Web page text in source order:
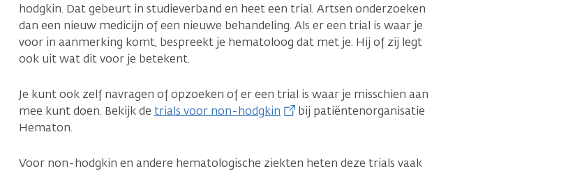
hodgkin. Dat gebeurt in studieverband en heet een trial. Artsen onderzoeken
dan een nieuw medicijn of een nieuwe behandeling. Als er een trial is waar je
voor in aanmerking komt, bespreekt je hematoloog dat met je. Hij of zij legt
ook uit wat dit voor je betekent.
Je kunt ook zelf navragen of opzoeken of er een trial is waar je misschien aan
mee kunt doen. Bekijk de trials voor non-hodgkin
bij patiëntenorganisatie
Hematon.
Voor non-hodgkin en andere hematologische ziekten heten deze trials vaak